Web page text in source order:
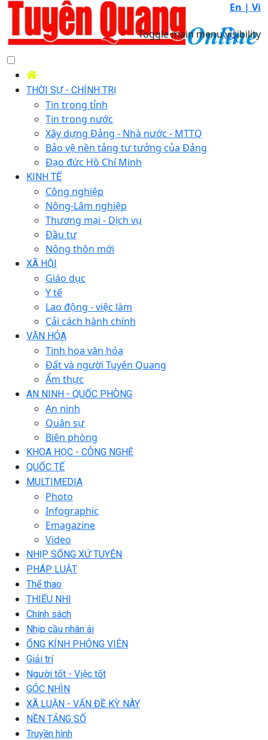
En | Vi
Toggle main menu visibility
THỜI SỰ - CHÍNH TRỊ
Tin trong tỉnh
Tin trong nước
Xây dựng Đảng - Nhà nước - MTTQ
Bảo vệ nền tảng tư tưởng của Đảng
Đạo đức Hồ Chí Minh
KINH TẾ
Công nghiệp
Nông-Lâm nghiệp
Thương mại - Dịch vụ
Đầu tư
Nông thôn mới
XÃ HỘI
Giáo dục
Y tế
Lao động - việc làm
Cải cách hành chính
VĂN HÓA
Tinh hoa văn hóa
Đất và người Tuyên Quang
Ẩm thực
AN NINH - QUỐC PHÒNG
An ninh
Quân sự
Biên phòng
KHOA HỌC - CÔNG NGHỆ
QUỐC TẾ
MULTIMEDIA
Photo
Infographic
Emagazine
Video
NHỊP SỐNG XỨ TUYÊN
PHÁP LUẬT
Thể thao
THIẾU NHI
Chính sách
Nhịp cầu nhân ái
ỐNG KÍNH PHÓNG VIÊN
Giải trí
Người tốt - Việc tốt
GÓC NHÌN
XÃ LUẬN - VẤN ĐỀ KỲ NÀY
NỀN TẢNG SỐ
Truyền hình